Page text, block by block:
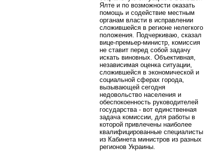
Ялте и по возможности оказать
помощь и содействие местным
органам власти в исправлении
сложившейся в регионе нелегкого
положения. Подчеркиваю, сказал
вице-премьер-министр, комиссия
не ставит перед собой задачу
искать виновных. Объективная,
независимая оценка ситуации,
сложившейся в экономической и
социальной сферах города,
вызывающей сегодня
недовольство населения и
обеспокоенность руководителей
государства - вот единственная
задача комиссии, для работы в
которой привлечены наиболее
квалифицированные специалисты
из Кабинета министров из разных
регионов Украины.